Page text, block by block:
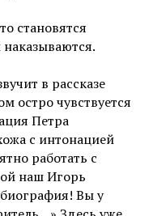
становятся
наказываются.
в рассказе
остро чувствуется
Петра
с интонацией
работать с
наш Игорь
Вы у